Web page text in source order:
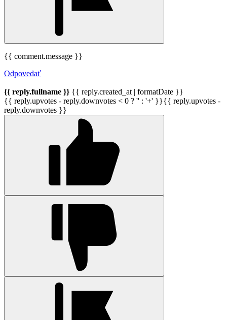
{{ comment.message }}
Odpovedať
{{ reply.fullname }} {{ reply.created_at | formatDate }}
{{ reply.upvotes - reply.downvotes < 0 ? '' : '+' }}{{ reply.upvotes -
reply.downvotes }}